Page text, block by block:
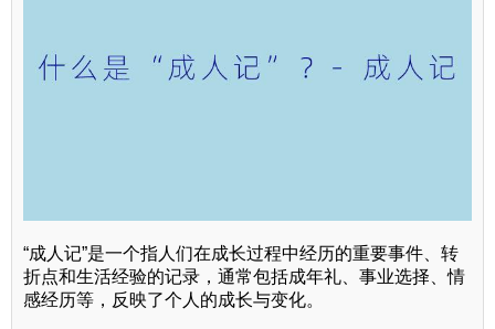
“成人记”是一个指人们在成长过程中经历的重要事件、转
折点和生活经验的记录，通常包括成年礼、事业选择、情
感经历等，反映了个人的成长与变化。